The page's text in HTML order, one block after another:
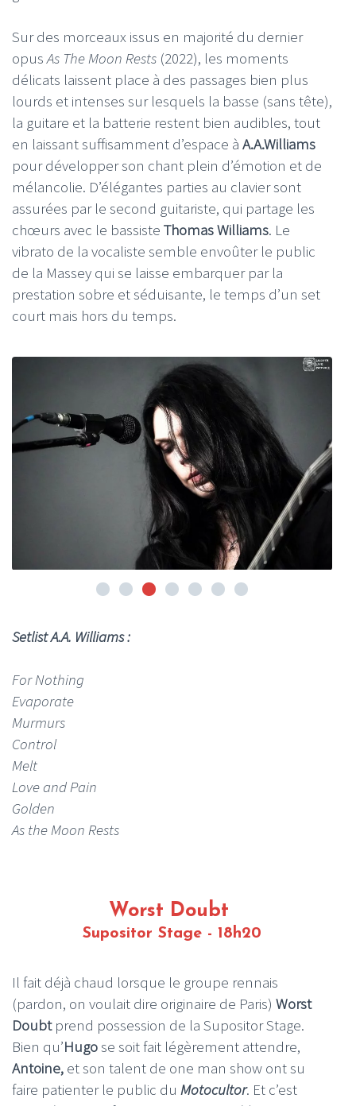
Sur des morceaux issus en majorité du dernier
opusAs The Moon Rests (2022), les moments
délicats laissent place à des passages bien plus
lourds et intenses sur lesquels la basse (sans tête),
la guitare et la batterie restent bien audibles, tout
en laissant suffisamment d’espace à A.A.Williams
pour développer son chant plein d’émotion et de
mélancolie. D’élégantes parties au clavier sont
assurées par le second guitariste, qui partage les
chœurs avec le bassiste Thomas Williams. Le
vibrato de la vocaliste semble envoûter le public
de la Massey qui se laisse embarquer par la
prestation sobre et séduisante, le temps d’un set
court mais hors du temps.
Setlist A.A. Williams :
For Nothing
Evaporate
Murmurs
Control
Melt
Love and Pain
Golden
As the Moon Rests
Worst Doubt
Supositor Stage - 18h20
Il fait déjà chaud lorsque le groupe rennais
(pardon, on voulait dire originaire de Paris) Worst
Doubt prend possession de la Supositor Stage.
Bien qu’Hugose soit fait légèrement attendre,
Antoine, et son talent de one man show ont su
faire patienter le public du Motocultor. Et c’est